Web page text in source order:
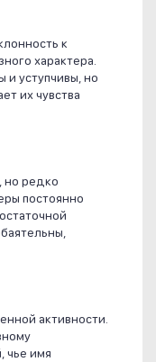
к
характера.
и уступчивы, но
их чувства
редко
постоянно
активности.
чье имя